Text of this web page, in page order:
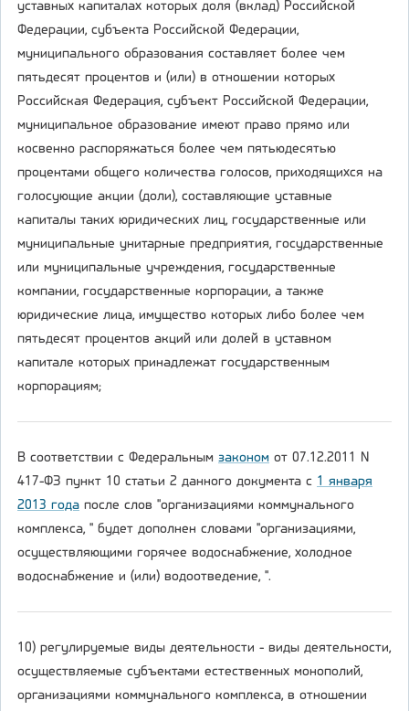
уставных капиталах которых доля (вклад) Российской
Федерации, субъекта Российской Федерации,
муниципального образования составляет более чем
пятьдесят процентов и (или) в отношении которых
Российская Федерация, субъект Российской Федерации,
муниципальное образование имеют право прямо или
косвенно распоряжаться более чем пятьюдесятью
процентами общего количества голосов, приходящихся на
голосующие акции (доли), составляющие уставные
капиталы таких юридических лиц, государственные или
муниципальные унитарные предприятия, государственные
или муниципальные учреждения, государственные
компании, государственные корпорации, а также
юридические лица, имущество которых либо более чем
пятьдесят процентов акций или долей в уставном
капитале которых принадлежат государственным
корпорациям;
В соответствии с Федеральным законом от 07.12.2011 N
417-ФЗ пункт 10 статьи 2 данного документа с 1 января
2013 года после слов "организациями коммунального
комплекса, " будет дополнен словами "организациями,
осуществляющими горячее водоснабжение, холодное
водоснабжение и (или) водоотведение, ".
10) регулируемые виды деятельности - виды деятельности,
осуществляемые субъектами естественных монополий,
организациями коммунального комплекса, в отношении